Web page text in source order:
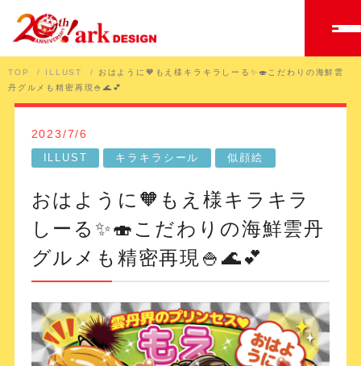
TOP ILLUST
おはように🧡もえ様キラキラしーる✨🍣こだわりの海鮮雲
丹グルメも精密再現🍚🌊💕
2023/7/6
ILLUST キラキラシール 似顔絵
おはように🧡もえ様キラキラ
しーる✨🍣こだわりの海鮮雲丹
グルメも精密再現🍚🌊💕